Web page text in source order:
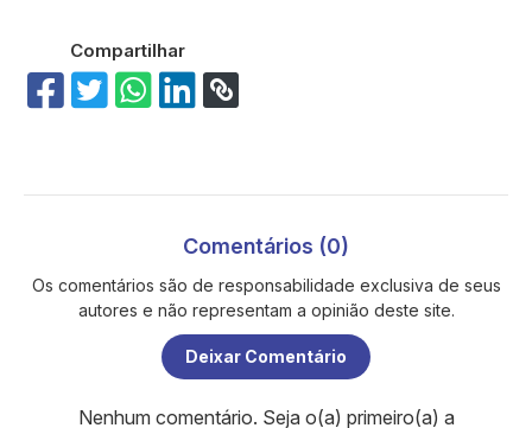
Compartilhar
Comentários (0)
Os comentários são de responsabilidade exclusiva de seus
autores e não representam a opinião deste site.
Deixar Comentário
Nenhum comentário. Seja o(a) primeiro(a) a